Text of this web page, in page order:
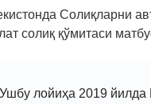
Солиқларни
солиқ қўмитаси
Ушбу лойиҳа 2019 йилда